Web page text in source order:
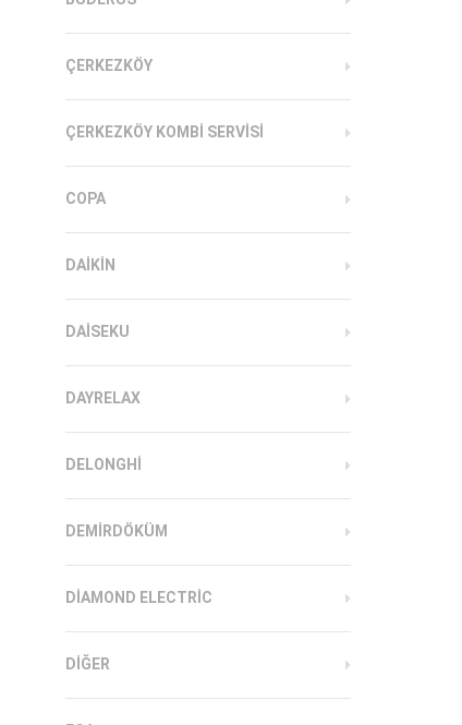
ÇERKEZKÖY
ÇERKEZKÖY KOMBI SERVISI
COPA
DAIKIN
DAISEKU
DAYRELAX
DELONGHI
DEMIRDÖKÜM
DIAMOND ELECTRIC
DIĞER